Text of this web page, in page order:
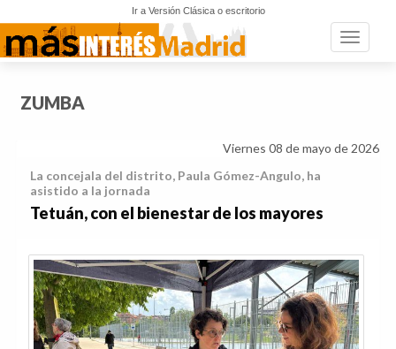
Ir a Versión Clásica o escritorio
Toggle
ZUMBA
Viernes 08 de mayo de 2026
La concejala del distrito, Paula Gómez-Angulo, ha
asistido a la jornada
Tetuán, con el bienestar de los mayores